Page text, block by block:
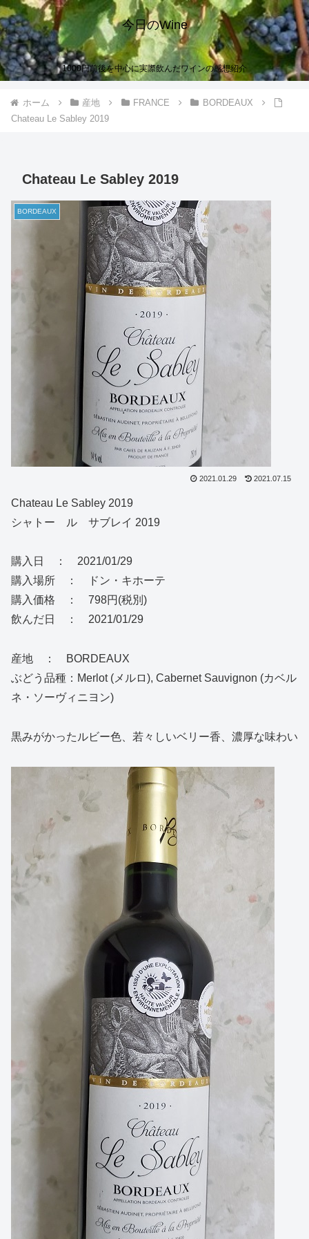
今日のWine
1000円前後を中心に実際飲んだワインの感想紹介
ホーム 産地 FRANCE
BORDEAUX
Chateau Le Sabley 2019
Chateau Le Sabley 2019
BORDEAUX
2021.01.29 2021.07.15
Chateau Le Sabley 2019
シャトー ル サブレイ 2019
購入日 ： 2021/01/29
購入場所 ： ドン・キホーテ
購入価格 ： 798円(税別)
飲んだ日 ： 2021/01/29
産地 ： BORDEAUX
ぶどう品種：Merlot (メルロ), Cabernet Sauvignon (カベル
ネ・ソーヴィニヨン)
黒みがかったルビー色、若々しいベリー香、濃厚な味わい